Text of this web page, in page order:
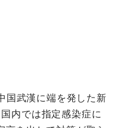
武漢に端を発した新
内では指定感染症に